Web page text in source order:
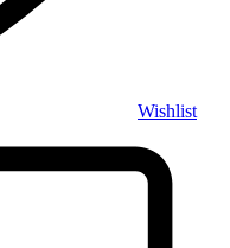
Wishlist